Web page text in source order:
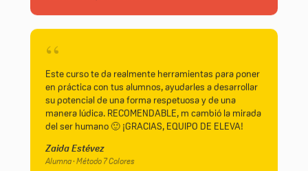
“
Este curso te da realmente herramientas para poner
en práctica con tus alumnos, ayudarles a desarrollar
su potencial de una forma respetuosa y de una
manera lúdica. RECOMENDABLE, m cambió la mirada
del ser humano 🙂 ¡GRACIAS, EQUIPO DE ELEVA!
Zaida Estévez
Alumna · Método 7 Colores